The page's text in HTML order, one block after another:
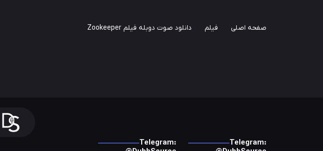
صفحه اصلی فیلم دانلود صوت دوبله فیلم Zookeeper
Telegram:
Telegram: